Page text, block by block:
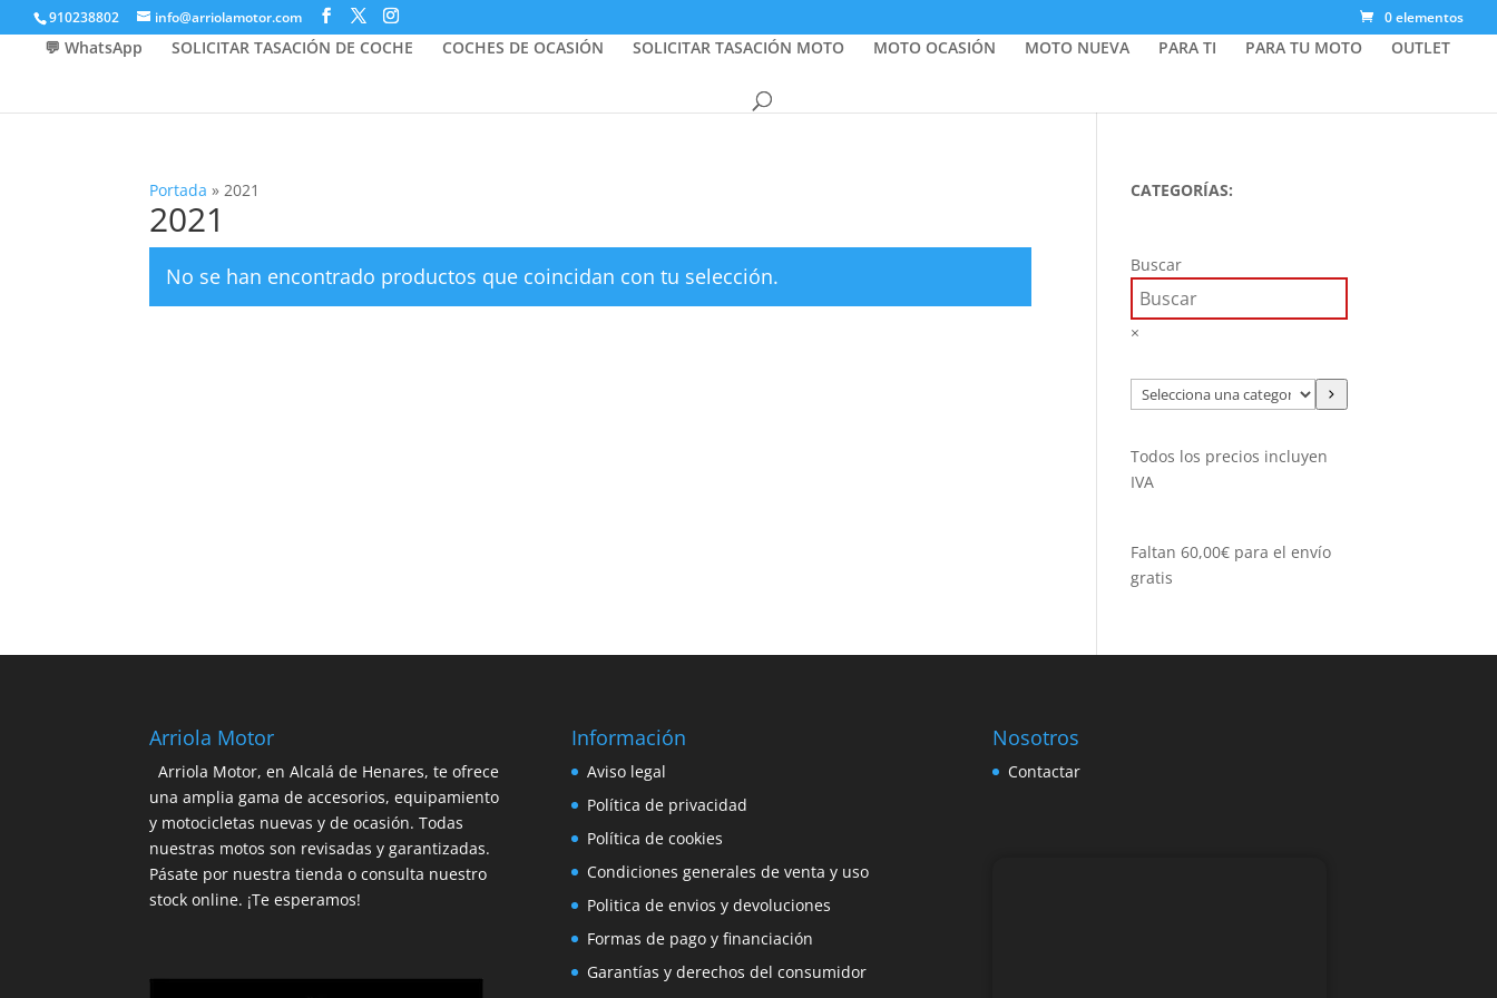
910238802 info@arriolamotor.com 0 elementos
💬 WhatsApp SOLICITAR TASACIÓN DE COCHE COCHES DE OCASIÓN SOLICITAR TASACIÓN MOTO MOTO OCASIÓN MOTO NUEVA PARA TI PARA TU MOTO OUTLET
×
Portada »2021
2021
No se han encontrado productos que coincidan con tu selección.
CATEGORÍAS:
Buscar
×
Selecciona
una
Todos los precios incluyen
IVA
Faltan60,00€ para el envío
gratis
Arriola Motor
Arriola Motor, en Alcalá de Henares, te ofrece
una amplia gama de accesorios, equipamiento
y motocicletas nuevas y de ocasión. Todas
nuestras motos son revisadas y garantizadas.
Pásate por nuestra tienda o consulta nuestro
stock online. ¡Te esperamos!
Información
Aviso legal
Política de privacidad
Política de cookies
Condiciones generales de venta y uso
Politica de envios y devoluciones
Formas de pago y financiación
Garantías y derechos del consumidor
Nosotros
Contactar